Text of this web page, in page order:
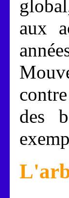
aux
des